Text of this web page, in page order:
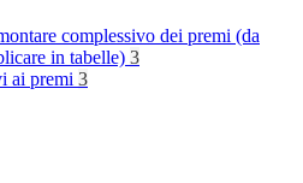
complessivo dei premi (da
in tabelle) 3
ai premi 3